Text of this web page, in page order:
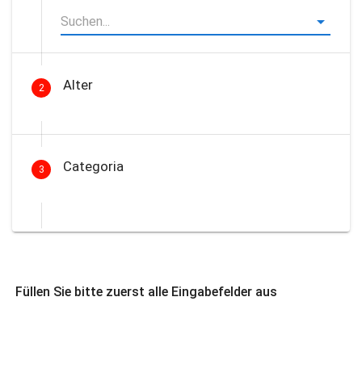
2 Alter
3 Categoria
Füllen Sie bitte zuerst alle Eingabefelder aus